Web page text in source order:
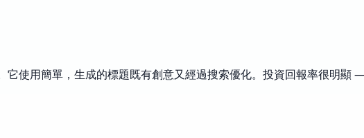
使用簡單，生成的標題既有創意又經過搜索優化。投資回報率很明